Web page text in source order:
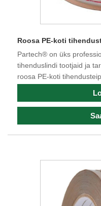
Roosa PE-koti
Partech® on üks
tihenduslindi tootjaid ja
roosa PE-koti